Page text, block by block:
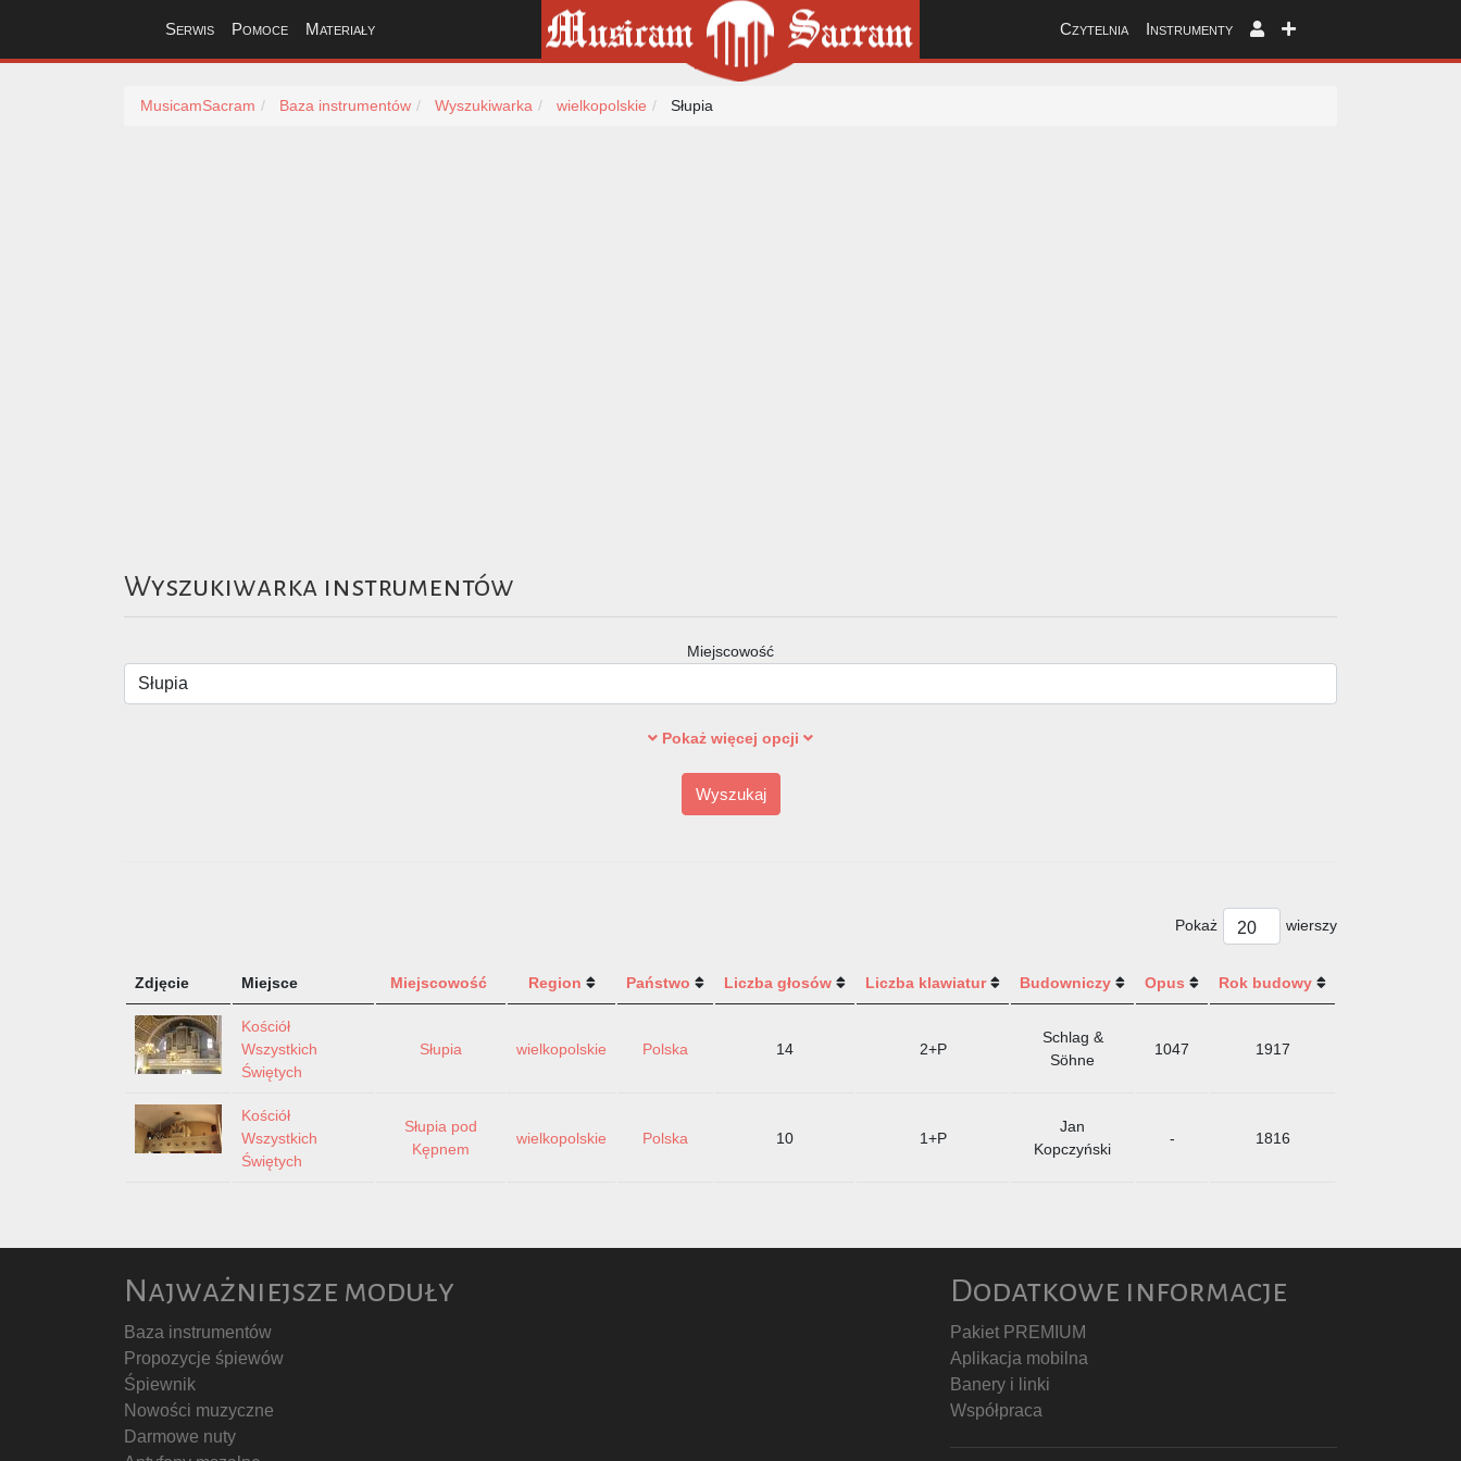
Serwis Pomoce Materiały Czytelnia Instrumenty
MusicamSacram Baza instrumentów Wyszukiwarka wielkopolskie Słupia
Wyszukiwarka instrumentów
Miejscowość
Pokaż więcej opcji
Wyszukaj
Pokaż wierszy
Zdjęcie Miejsce Miejscowość Region Państwo Liczba głosów Liczba klawiatur Budowniczy Opus Rok budowy
Kościół
Wszystkich
Świętych
Słupia wielkopolskie Polska 14 2+P
Schlag &
Söhne
1047 1917
Kościół
Wszystkich
Świętych
Słupia pod
Kępnem
wielkopolskie Polska 10 1+P
Jan
Kopczyński
- 1816
Najważniejsze moduły
Baza instrumentów
Propozycje śpiewów
Śpiewnik
Nowości muzyczne
Darmowe nuty
Dodatkowe informacje
Pakiet PREMIUM
Aplikacja mobilna
Banery i linki
Współpraca